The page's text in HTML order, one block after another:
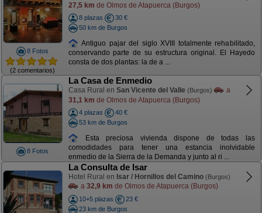
8 Fotos
(2 comentarios)
27,5 km de Olmos de Atapuerca (Burgos)
8 plazas
30 €
50 km de Burgos
Antiguo pajar del siglo XVIII totalmente rehabilitado,
conservando parte de su estructura original. El Hayedo
consta de dos plantas: la de a ...
8 Fotos
La Casa de Enmedio
Casa Rural en San Vicente del Valle (Burgos)
a
31,1 km de Olmos de Atapuerca (Burgos)
4 plazas
40 €
53 km de Burgos
Esta preciosa vivienda dispone de todas las
comodidades para tener una estancia inolvidable
enmedio de la Sierra de la Demanda y junto al ri ...
La Consulta de Isar
Hotel Rural en Isar / Hornillos del Camino (Burgos)
a 32,9 km de Olmos de Atapuerca (Burgos)
10+5 plazas
23 €
23 km de Burgos